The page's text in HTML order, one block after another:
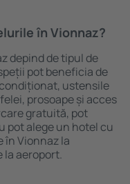
în Vionnaz?
depind de tipul de
pot beneficia de
ustensile
prosoape și acces
gratuită, pot
pot alege un hotel cu
în Vionnaz la
la aeroport.